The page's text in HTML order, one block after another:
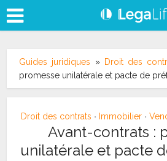
Guides juridiques » Droit des
promesse unilatérale et pacte de
Droit des contrats • Immobilier •
Avant-contrats :
unilatérale et pacte